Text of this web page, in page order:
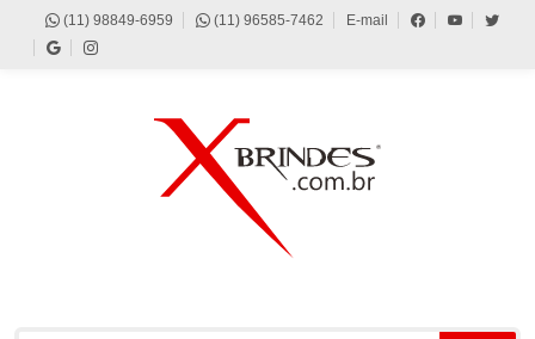
(11) 98849-6959 (11) 96585-7462 E-mail